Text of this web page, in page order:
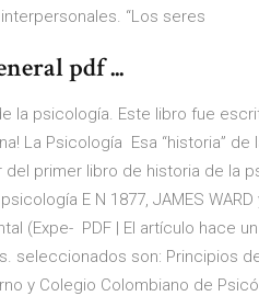
“Los seres
pdf ...
la psicología. Este libro fue
La Psicología Esa “historia”
primer libro de historia de la
E N 1877, JAMES
(Expe- PDF | El artículo hace
seleccionados son: Principios
y Colegio Colombiano de